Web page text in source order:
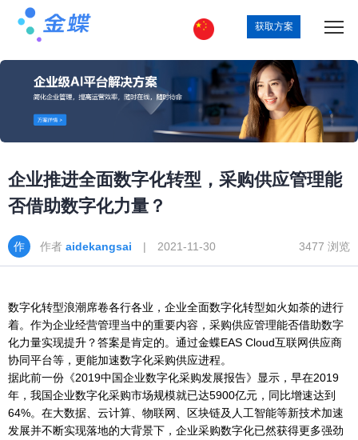
获取方案
企业推进全面数字化转型，采购供应管理能
否借助数字化力量？
作者 aidekangsai | 2021-11-30 3477 浏览
数字化转型浪潮席卷各行各业，企业全面数字化转型如火如荼的进行
着。作为企业经营管理当中的重要内容，采购供应管理能否借助数字
化力量实现提升？答案是肯定的。通过金蝶EAS Cloud互联网供应商
协同平台等，更能加速数字化采购供应进程。
据此前一份《2019中国企业数字化采购发展报告》显示，早在2019
年，我国企业数字化采购市场规模就已达5900亿元，同比增速达到
64%。在大数据、云计算、物联网、区块链及人工智能等新技术加速
发展并不断实现落地的大背景下，企业采购数字化已然获得更多强劲